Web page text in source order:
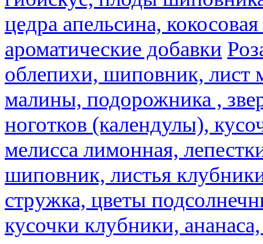
цедра апельсина,
ароматические добавки
облепихи, шиповник, лист
малины, подорожника ,
ноготков (календулы),
мелисса лимонная,
шиповник, листья
стружка, цветы
кусочки клубники,